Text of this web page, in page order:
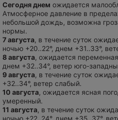
Сегодня днем ожидается
Атмосферное давление в
небольшой дождь, возможна
нормы.
7 августа, в течение суток
ночью +20..22°, днем +31..33°,
8 августа, ожидается
днем +32..34°, ветер юго-
9 августа, в течение суток
+32..34°, ветер слабый.
10 августа, ожидается ясная
умеренный.
11 августа, в течение суток
ночью +22..24°, днем +35..37°,